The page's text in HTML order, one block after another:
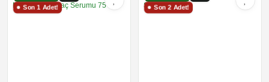
Son 1 Adet! Son 2 Adet!